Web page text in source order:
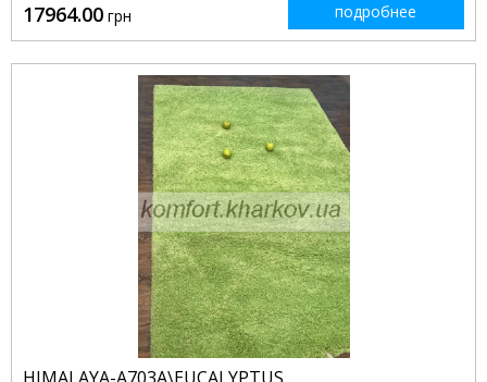
17964.00 грн подробнее